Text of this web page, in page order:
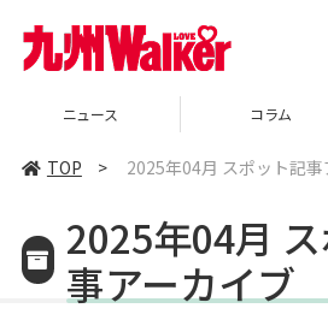
ニュース コラム
TOP > 2025年04月 スポット記
2025年04月
事アーカイブ